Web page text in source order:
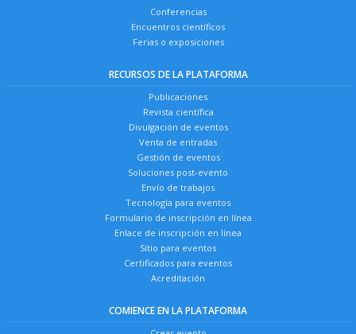
Conferencias
Encuentros científicos
Ferias o exposiciones
RECURSOS DE LA PLATAFORMA
Publicaciones
Revista científica
Divulgación de eventos
Venta de entradas
Gestión de eventos
Soluciones post-evento
Envío de trabajos
Tecnología para eventos
Formulario de inscripción en línea
Enlace de inscripción en línea
Sitio para eventos
Certificados para eventos
Acreditación
COMIENCE EN LA PLATAFORMA